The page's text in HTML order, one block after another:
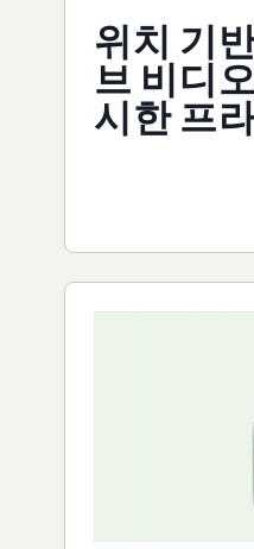
위치 기
브 비디
시한 프